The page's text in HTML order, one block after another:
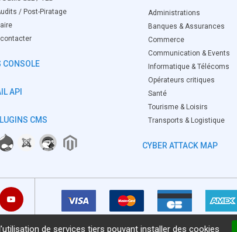
/ Post-Piratage
contacter
CONSOLE
API
CMS
Administrations
Banques & Assurances
Commerce
Communication & Events
Informatique & Télécoms
Opérateurs critiques
Santé
Tourisme & Loisirs
Transports & Logistique
CYBER ATTACK MAP
de services tiers pouvant installer des cookies